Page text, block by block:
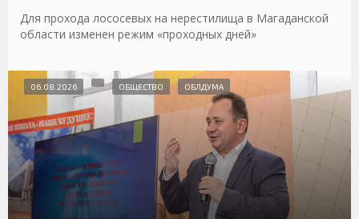
Для прохода лососевых на нерестилища в Магаданской
области изменен режим «проходных дней»
06.08.2026 ОБЩЕСТВО ОБЛДУМА